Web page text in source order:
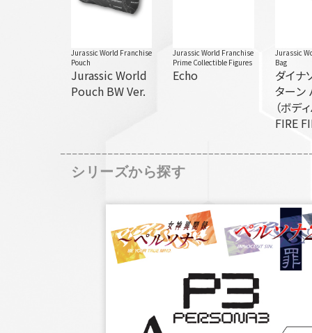
Jurassic World Franchise
Pouch
Jurassic World
Pouch BW Ver.
Jurassic World Franchise
Prime Collectible Figures
Echo
Jurassic
Bag
ダイナ
ターン
（ボデ
FIRE
シリーズから探す